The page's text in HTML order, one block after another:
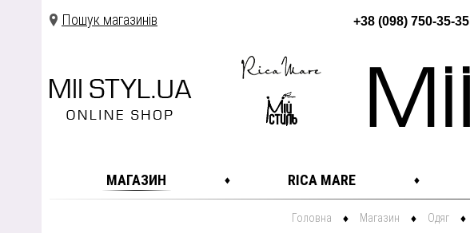
Пошук магазинів +38 (098) 750-35-35
МАГАЗИН RICA MARE
Головна Магазин Одяг